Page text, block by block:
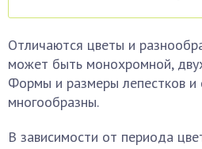
Отличаются цветы и
может быть монохромной,
Формы и размеры лепестков и
многообразны.
В зависимости от периода